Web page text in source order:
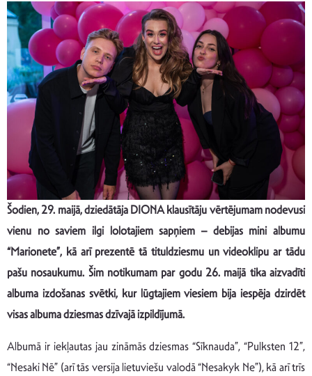
Šodien, 29. maijā, dziedātāja DIONA klausītāju vērtējumam nodevusi
vienu no saviem ilgi lolotajiem sapņiem – debijas mini albumu
“Marionete”, kā arī prezentē tā tituldziesmu un videoklipu ar tādu
pašu nosaukumu. Šim notikumam par godu 26. maijā tika aizvadīti
albuma izdošanas svētki, kur lūgtajiem viesiem bija iespēja dzirdēt
visas albuma dziesmas dzīvajā izpildījumā.
Albumā ir iekļautas jau zināmās dziesmas “Sīknauda”, “Pulksten 12”,
“Nesaki Nē” (arī tās versija lietuviešu valodā “Nesakyk Ne”), kā arī trīs